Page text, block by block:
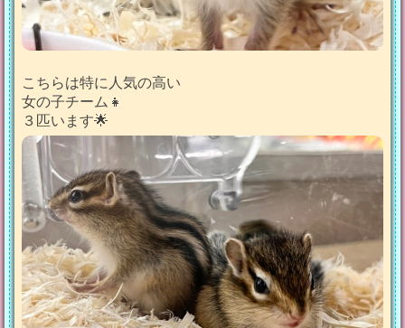
こちらは特に人気の高い
女の子チーム👧
３匹います🌟